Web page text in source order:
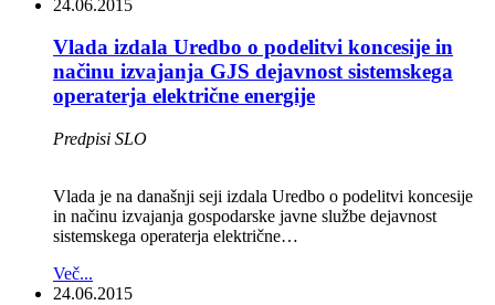
24.06.2015
Vlada izdala Uredbo o podelitvi koncesije in
načinu izvajanja GJS dejavnost sistemskega
operaterja električne energije
Predpisi SLO
Vlada je na današnji seji izdala Uredbo o podelitvi koncesije
in načinu izvajanja gospodarske javne službe dejavnost
sistemskega operaterja električne…
Več...
24.06.2015